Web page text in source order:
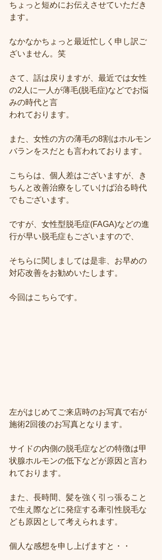
ちょっと短めにお伝えさせていただき
ます。
なかなかちょっと最近忙しく申し訳ご
ざいません。笑
さて、話は戻りますが、最近では女性
の2人に一人が薄毛(脱毛症)などでお悩
みの時代と言
われております。
また、女性の方の薄毛の8割はホルモン
バランをスだとも言われております。
こちらは、個人差はございますが、き
ちんと改善治療をしていけば治る時代
でもございます。
ですが、女性型脱毛症(FAGA)などの進
行が早い脱毛症もございますので、
そちらに関しましては是非、お早めの
対応改善をお勧めいたします。
今回はこちらです。
左がはじめてご来店時のお写真で右が
施術2回後のお写真となります。
サイドの内側の脱毛症などの特徴は甲
状腺ホルモンの低下などが原因と言わ
れております。
また、長時間、髪を強く引っ張ること
で生え際などに発症する牽引性脱毛な
ども原因として考えられます。
個人な感想を申し上げますと・・